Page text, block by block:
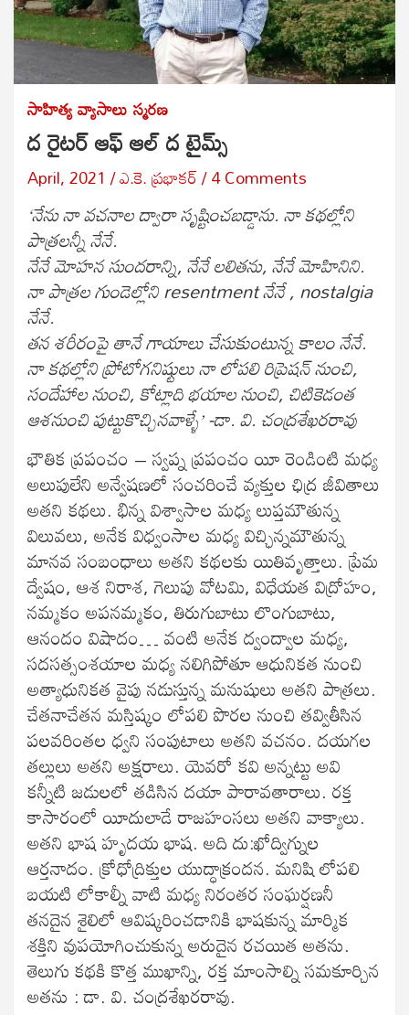
సాహిత్య వ్యాసాలుస్మరణ
ద రైటర్ ఆఫ్ ఆల్ ద టైమ్స్
April, 2021 ఎ.కె. ప్రభాకర్ 4 Comments
‘నేను నా వచనాల ద్వారా సృష్టించబడ్డాను. నా కథల్లోని
పాత్రలన్నీ నేనే.
నేనే మోహన సుందరాన్ని, నేనే లలితను, నేనే మోహినిని.
నా పాత్రల గుండెల్లోని resentment నేనే , nostalgia
నేనే.
తన శరీరంపై తానే గాయాలు చేసుకుంటున్న కాలం నేనే.
నా కథల్లోని ప్రోటోగనిష్టులు నా లోపలి రిప్రెషన్ నుంచి,
సందేహాల నుంచి, కోట్లాది భయాల నుంచి, చిటికెడంత
ఆశనుంచి పుట్టుకొచ్చినవాళ్ళే’ -డా. వి. చంద్రశేఖరరావు
భౌతిక ప్రపంచం – స్వప్న ప్రపంచం యీ రెండింటి మధ్య
అలుపులేని అన్వేషణలో సంచరించే వ్యక్తుల ఛిద్ర జీవితాలు
అతని కథలు. భిన్న విశ్వాసాల మధ్య లుప్తమౌతున్న
విలువలు, అనేక విధ్వంసాల మధ్య విచ్ఛిన్నమౌతున్న
మానవ సంబంధాలు అతని కథలకు యితివృత్తాలు. ప్రేమ
ద్వేషం, ఆశ నిరాశ, గెలుపు వోటమి, విధేయత విద్రోహం,
నమ్మకం అపనమ్మకం, తిరుగుబాటు లొంగుబాటు,
ఆనందం విషాదం… వంటి అనేక ద్వంద్వాల మధ్య,
సదసత్సంశయాల మధ్య నలిగిపోతూ ఆధునికత నుంచి
అత్యాధునికత వైపు నడుస్తున్న మనుషులు అతని పాత్రలు.
చేతనాచేతన మస్తిష్కం లోపలి పొరల నుంచి తవ్వితీసిన
పలవరింతల ధ్వని సంపుటాలు అతని వచనం. దయగల
తల్లులు అతని అక్షరాలు. యెవరో కవి అన్నట్టు అవి
కన్నీటి జడులలో తడిసిన దయా పారావతారాలు. రక్త
కాసారంలో యీదులాడే రాజహంసలు అతని వాక్యాలు.
అతని భాష హృదయ భాష. అది దు:ఖోద్విగ్నుల
ఆర్తనాదం. క్రోధోద్రిక్తుల యుద్ధాక్రందన. మనిషి లోపలి
బయటి లోకాల్నీ వాటి మధ్య నిరంతర సంఘర్షణనీ
తనదైన శైలిలో ఆవిష్కరించడానికి భాషకున్న మార్మిక
శక్తిని వుపయోగించుకున్న అరుదైన రచయిత అతను.
తెలుగు కథకి కొత్త ముఖాన్ని, రక్త మాంసాల్ని సమకూర్చిన
అతను : డా. వి. చంద్రశేఖరరావు.